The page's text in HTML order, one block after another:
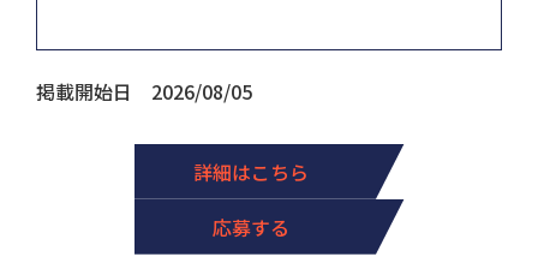
掲載開始日 2026/08/05
詳細はこちら
応募する